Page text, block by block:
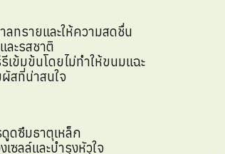
ทรายและให้ความสดชื่น
ละรสชาติ
เข้มข้นโดยไม่ทำให้ขนมแฉะ
สที่น่าสนใจ
ดซึมธาตุเหล็ก
ซลล์และบำรุงหัวใจ